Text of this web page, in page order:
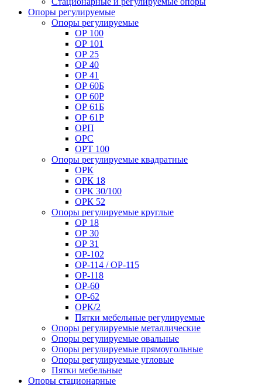
Опоры регулируемые
Опоры регулируемые
ОР 100
ОР 101
ОР 25
ОР 40
ОР 41
ОР 60Б
ОР 60Р
ОР 61Б
ОР 61Р
ОРП
ОРС
ОРТ 100
Опоры регулируемые квадратные
ОРК
ОРК 18
ОРК 30/100
ОРК 52
Опоры регулируемые круглые
ОР 18
ОР 30
ОР 31
ОР-102
ОР-114 / ОР-115
ОР-118
ОР-60
ОР-62
ОРК/2
Пятки мебельные регулируемые
Опоры регулируемые металлические
Опоры регулируемые овальные
Опоры регулируемые прямоугольные
Опоры регулируемые угловые
Пятки мебельные
Опоры стационарные